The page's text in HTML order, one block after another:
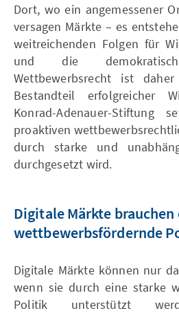
Dort, wo ein angemessener
versagen Märkte – es
weitreichenden Folgen für
und die
Wettbewerbsrecht ist
Bestandteil erfolgreicher
Konrad-Adenauer-
proaktiven
durch starke und
durchgesetzt wird.
Digitale Märkte brauchen
wettbewerbsfördernde
Digitale Märkte können nur
wenn sie durch eine starke
Politik unterstützt